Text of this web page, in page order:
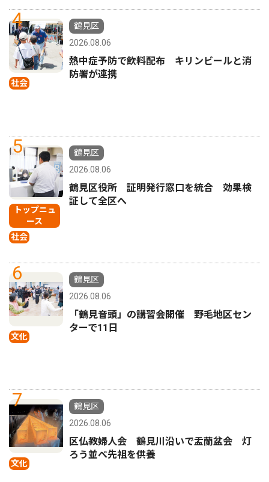
4
社会
鶴見区
2026.08.06
熱中症予防で飲料配布 キリンビールと消
防署が連携
5
トップニュ
ース
社会
鶴見区
2026.08.06
鶴見区役所 証明発行窓口を統合 効果検
証して全区へ
6
文化
鶴見区
2026.08.06
「鶴見音頭」の講習会開催 野毛地区セン
ターで11日
7
文化
鶴見区
2026.08.06
区仏教婦人会 鶴見川沿いで盂蘭盆会 灯
ろう並べ先祖を供養